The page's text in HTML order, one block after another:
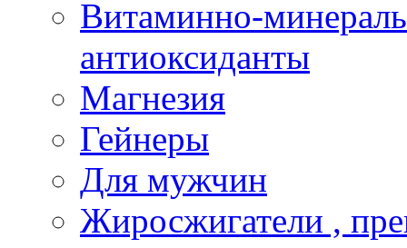
Витаминно-
антиоксиданты
Магнезия
Гейнеры
Для мужчин
Жиросжигатели ,